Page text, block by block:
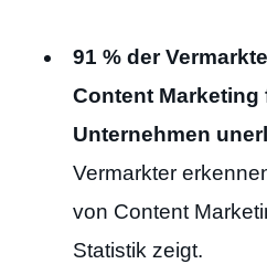
91 % der
Content Marketing
Unternehmen
Vermarkter
von Content
Statistik zeigt.